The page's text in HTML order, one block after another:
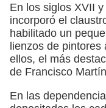
En los siglos XVII
incorporó el
habilitado un
lienzos de pintores
ellos, el más
de Francisco
En las